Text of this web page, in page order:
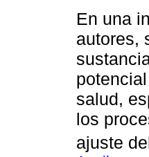
En una
autores,
salud,
los
ajuste